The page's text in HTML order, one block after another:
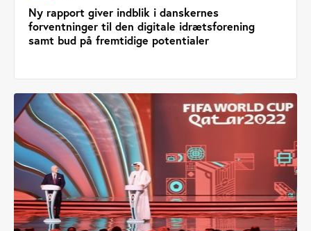
Ny rapport giver indblik i danskernes
forventninger til den digitale idrætsforening
samt bud på fremtidige potentialer